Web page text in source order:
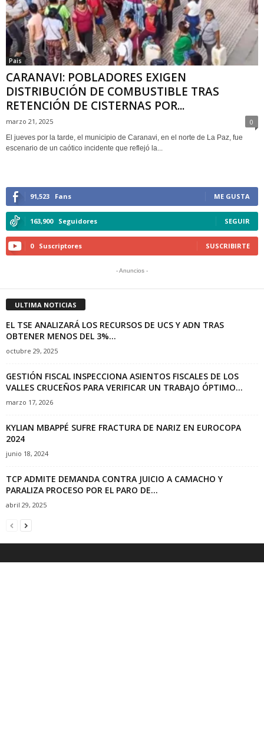
Pais
CARANAVI: POBLADORES EXIGEN
DISTRIBUCIÓN DE COMBUSTIBLE TRAS
RETENCIÓN DE CISTERNAS POR...
marzo 21, 2025 0
El jueves por la tarde, el municipio de Caranavi, en el norte de La Paz, fue
escenario de un caótico incidente que reflejó la...
91,523 Fans ME GUSTA
163,900 Seguidores SEGUIR
0 Suscriptores SUSCRIBIRTE
- Anuncios -
ULTIMA NOTICIAS
EL TSE ANALIZARÁ LOS RECURSOS DE UCS Y ADN TRAS
OBTENER MENOS DEL 3%...
octubre 29, 2025
GESTIÓN FISCAL INSPECCIONA ASIENTOS FISCALES DE LOS
VALLES CRUCEÑOS PARA VERIFICAR UN TRABAJO ÓPTIMO...
marzo 17, 2026
KYLIAN MBAPPÉ SUFRE FRACTURA DE NARIZ EN EUROCOPA
2024
junio 18, 2024
TCP ADMITE DEMANDA CONTRA JUICIO A CAMACHO Y
PARALIZA PROCESO POR EL PARO DE...
abril 29, 2025